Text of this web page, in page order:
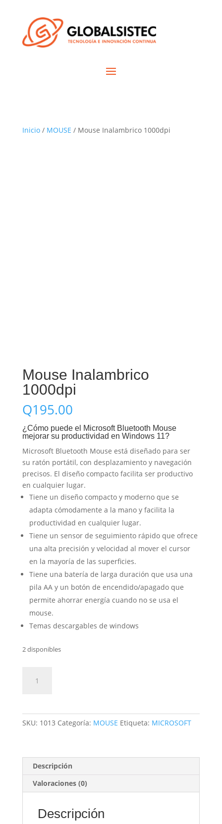
Inicio/ MOUSE / Mouse Inalambrico 1000dpi
Mouse Inalambrico
1000dpi
Q195.00
¿Cómo puede el Microsoft Bluetooth Mouse
mejorar su productividad en Windows 11?
Microsoft Bluetooth Mouse está diseñado para ser
su ratón portátil, con desplazamiento y navegación
precisos. El diseño compacto facilita ser productivo
en cualquier lugar.
Tiene un diseño compacto y moderno que se
adapta cómodamente a la mano y facilita la
productividad en cualquier lugar.
Tiene un sensor de seguimiento rápido que ofrece
una alta precisión y velocidad al mover el cursor
en la mayoría de las superficies.
Tiene una batería de larga duración que usa una
pila AA y un botón de encendido/apagado que
permite ahorrar energía cuando no se usa el
mouse.
Temas descargables de windows
2 disponibles
Inalambrico
SKU: 1013 Categoría: MOUSE Etiqueta: MICROSOFT
Descripción
Valoraciones (0)
Descripción